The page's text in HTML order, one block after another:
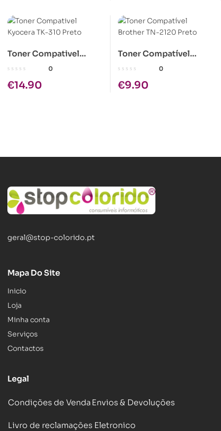
Toner Compativel
Kyocera TK-310 Preto
0
€14.90
Toner Compatível
Brother TN-2120 Preto
0
€9.90
geral@stop-colorido.pt
Mapa Do Site
Inicio
Loja
Minha conta
Serviços
Contactos
Legal
Condições de VendaEnvios & Devoluções
Livro de reclamações Eletronico